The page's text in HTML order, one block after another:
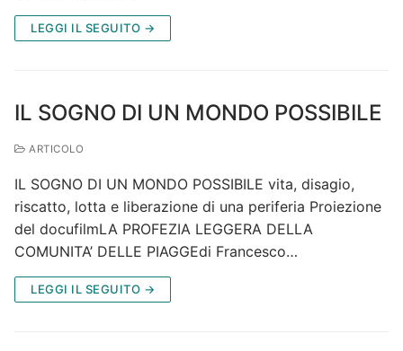
LEGGI IL SEGUITO →
IL SOGNO DI UN MONDO POSSIBILE
ARTICOLO
IL SOGNO DI UN MONDO POSSIBILE vita, disagio,
riscatto, lotta e liberazione di una periferia Proiezione
del docufilmLA PROFEZIA LEGGERA DELLA
COMUNITA’ DELLE PIAGGEdi Francesco…
LEGGI IL SEGUITO →